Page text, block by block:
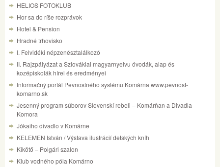
HELIOS FOTOKLUB
Hor sa do ríše rozprávok
Hotel & Pension
Hradné trhovisko
I. Felvidéki népzenésztalálkozó
II. Rajzpályázat a Szlovákiai magyarnyelvu óvodák, alap és
kozépiskolák hírei és eredményei
Informačný portál Pevnostného systému Komárna www.pevnost-
komarno.sk
Jesenný program súborov Slovenskí rebeli – Komárňan a Divadla
Komora
Jókaiho divadlo v Komárne
KELEMEN István / Výstava ilustrácií detských kníh
Kikötő – Polgári szalon
Klub vodného póla Komárno